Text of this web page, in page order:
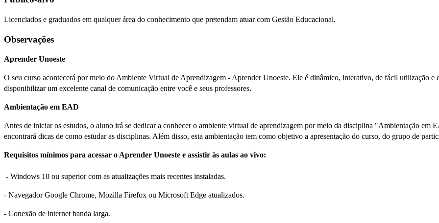
Licenciados e graduados em qualquer área do conhecimento que pretendam atuar com Gestão Educacional.
Observações
Aprender Unoeste
O seu curso acontecerá por meio do Ambiente Virtual de Aprendizagem - Aprender Unoeste. Ele é dinâmico, interativo, de fácil utilização
disponibilizar um excelente canal de comunicação entre você e seus professores.
Ambientação em EAD
Antes de iniciar os estudos, o aluno irá se dedicar a conhecer o ambiente virtual de aprendizagem por meio da disciplina "Ambientação em
encontrará dicas de como estudar as disciplinas. Além disso, esta ambientação tem como objetivo a apresentação do curso, do grupo de
Requisitos mínimos para acessar o Aprender Unoeste e assistir às aulas ao vivo:
- Windows 10 ou superior com as atualizações mais recentes instaladas.
- Navegador Google Chrome, Mozilla Firefox ou Microsoft Edge atualizados.
- Conexão de internet banda larga.